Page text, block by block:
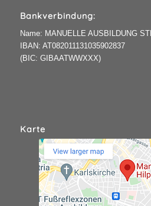
Bankverbindung:
Name: MANUELLE AUSBILDUNG
IBAN: AT082011131035902837
(BIC: GIBAATWWXXX)
Karte